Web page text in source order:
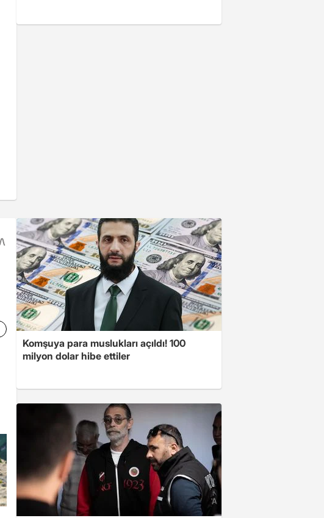
Komşuya para muslukları açıldı! 100
milyon dolar hibe ettiler